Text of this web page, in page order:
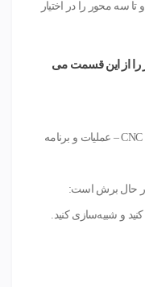
سه محور را در اختیار
را از این قسمت می
برنامه نویسی CNC روی رایانه شخصی مانند CNC – عملیات و برنامه
در حال برش است: